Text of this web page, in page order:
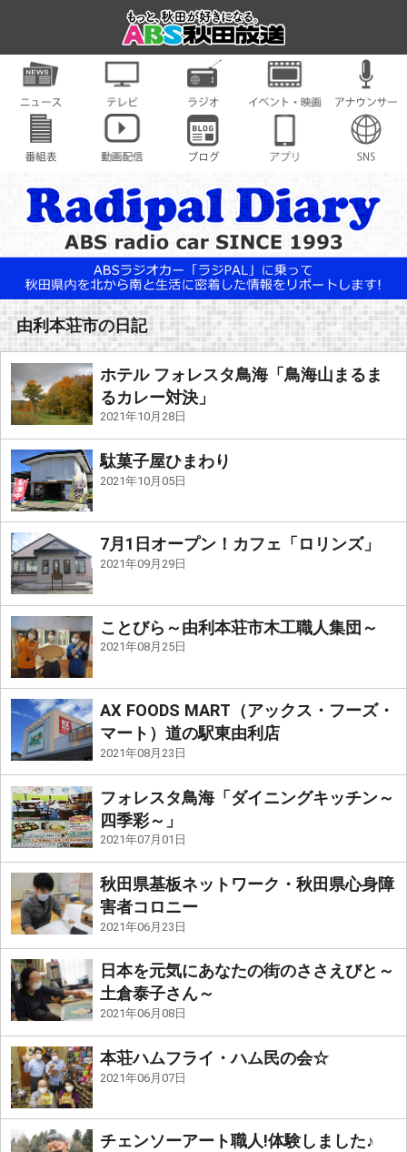
由利本荘市の日記
ホテル フォレスタ鳥海「鳥海山まるま
るカレー対決」
2021年10月28日
駄菓子屋ひまわり
2021年10月05日
7月1日オープン！カフェ「ロリンズ」
2021年09月29日
ことびら～由利本荘市木工職人集団～
2021年08月25日
AX FOODS MART（アックス・フーズ・
マート）道の駅東由利店
2021年08月23日
フォレスタ鳥海「ダイニングキッチン～
四季彩～」
2021年07月01日
秋田県基板ネットワーク・秋田県心身障
害者コロニー
2021年06月23日
日本を元気にあなたの街のささえびと～
土倉泰子さん～
2021年06月08日
本荘ハムフライ・ハム民の会☆
2021年06月07日
チェンソーアート職人!体験しました♪